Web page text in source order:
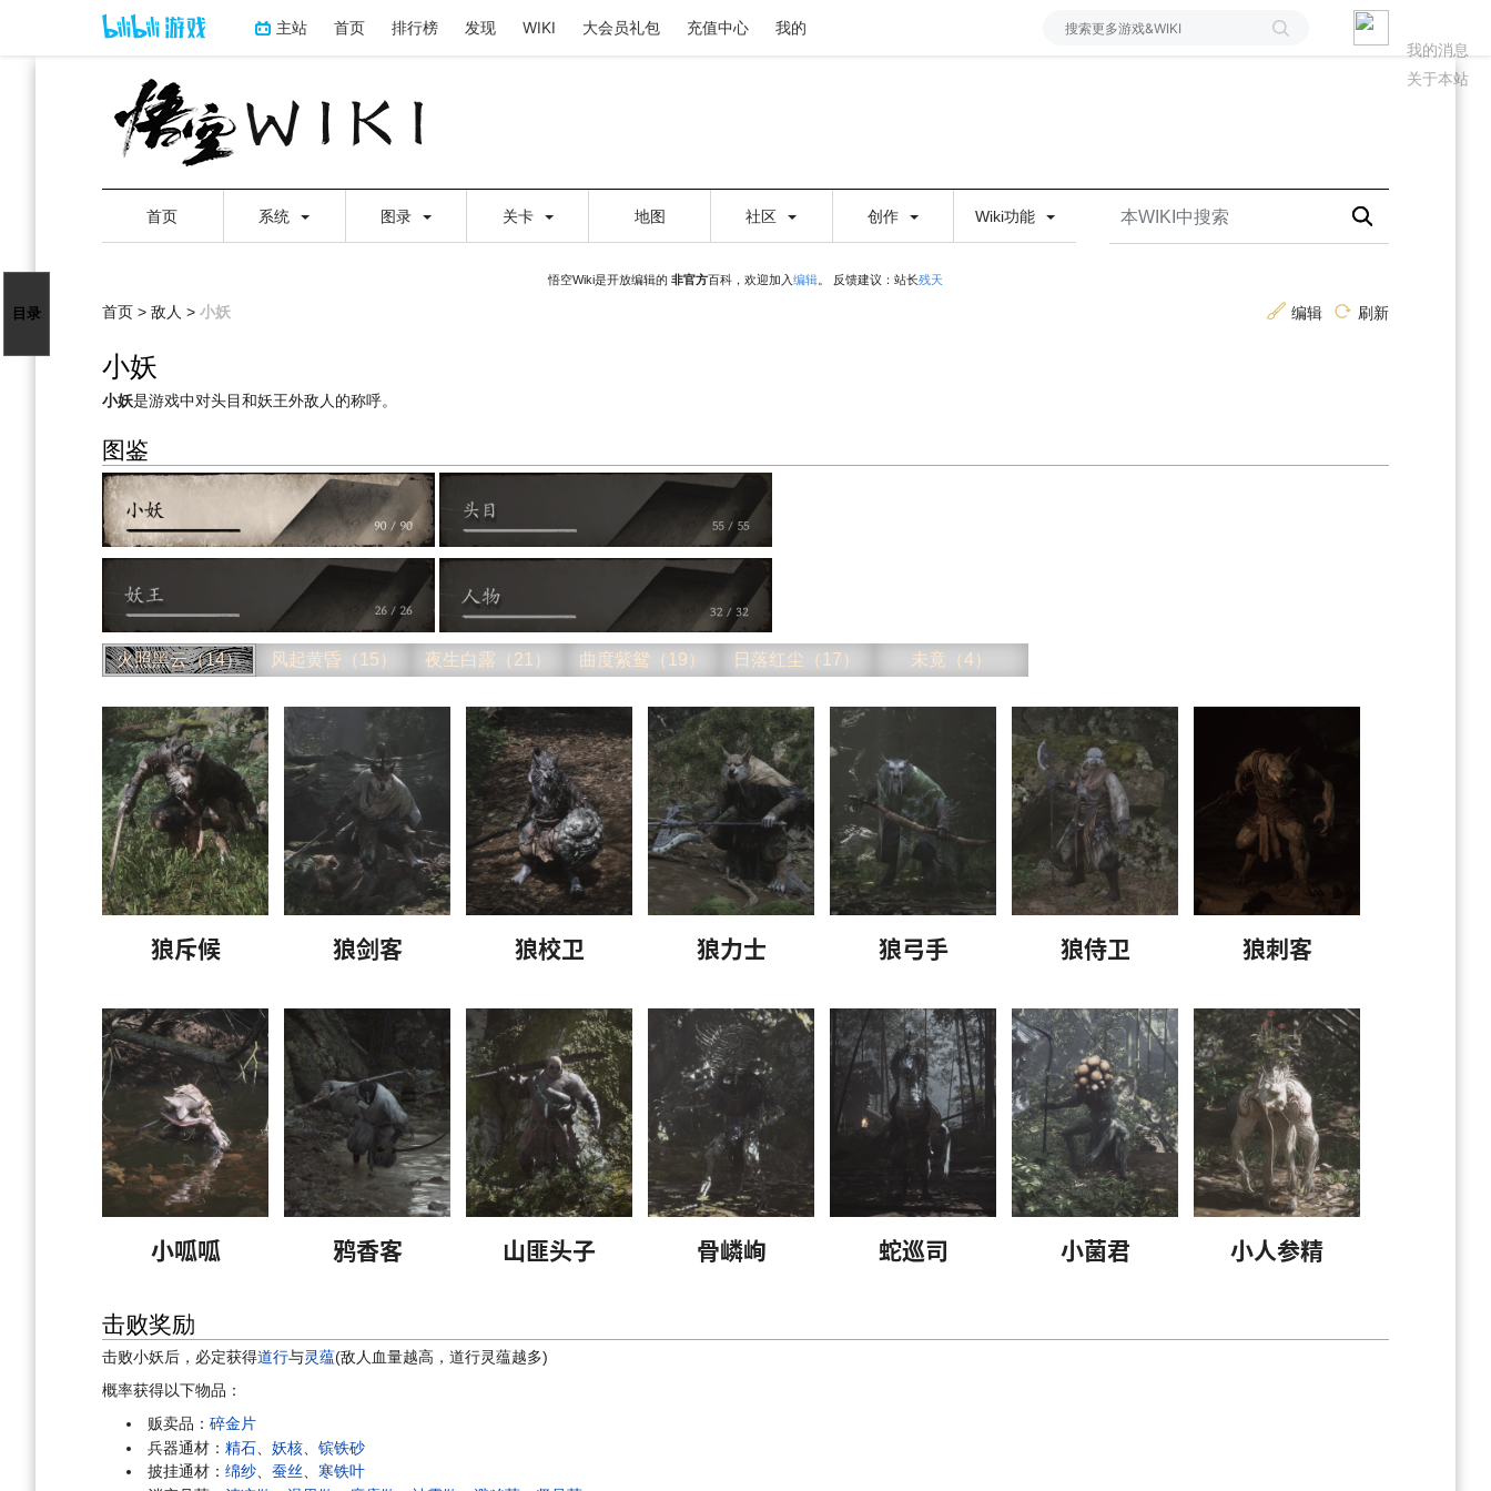
主站 首页 排行榜 发现 WIKI 大会员礼包 充值中心 我的
关于本站
我的消息
首页 系统 图录 关卡 地图 社区 创作 Wiki功能
悟空Wiki是开放编辑的 非官方百科，欢迎加入编辑 。 反馈建议：站长残天
首页 > 敌人 > 小妖 编辑 刷新
小妖
跳
导
航
跳
搜
索
小妖是游戏中对头目和妖王外敌人的称呼。
图鉴
火照黑云（14） 风起黄昏（15） 夜生白露（21） 曲度紫鸳（19） 日落红尘（17） 未竟（4）
狼斥候 狼剑客 狼校卫 狼力士 狼弓手 狼侍卫 狼刺客
小呱呱 鸦香客 山匪头子 骨嶙峋 蛇巡司 小菌君 小人参精
击败奖励
击败小妖后，必定获得道行与灵蕴(敌人血量越高，道行灵蕴越多)
概率获得以下物品：
贩卖品：碎金片
兵器通材：精石 、妖核 、镔铁砂
披挂通材：绵纱、蚕丝、寒铁叶
目录